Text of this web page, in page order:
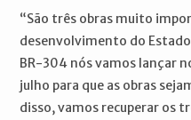
“São três obras muito
desenvolvimento do
BR-304 nós vamos lançar
julho para que as obras
disso, vamos recuperar os